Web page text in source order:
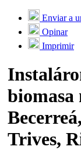
Enviar a
Opinar
Imprimir
biomasa
Trives,